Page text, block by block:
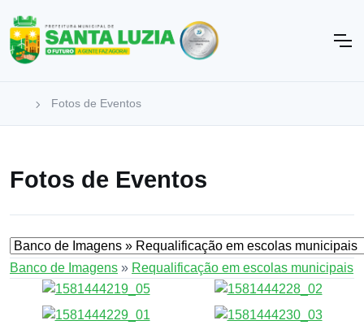
Fotos de Eventos
Fotos de Eventos
Banco de Imagens » Requalificação em escolas municipais